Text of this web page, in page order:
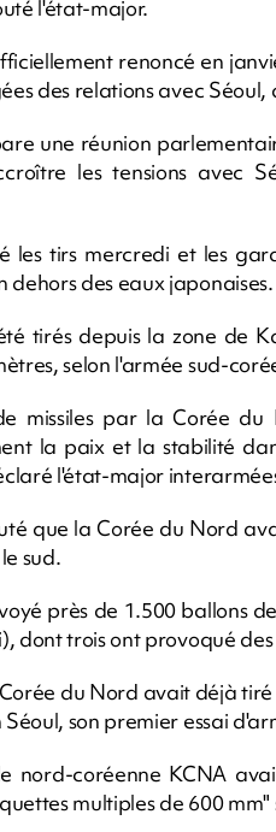
l'état-major.
renoncé en
des relations avec
une réunion
les tensions avec
les tirs mercredi et les
dehors des eaux japonaises.
tirés depuis la zone de
selon l'armée sud-
missiles par la Corée
la paix et la stabilité
l'état-major
que la Corée du Nord
sud.
près de 1.500 ballons
dont trois ont provoqué
du Nord avait déjà
Séoul, son premier essai
nord-coréenne KCNA
multiples de 600